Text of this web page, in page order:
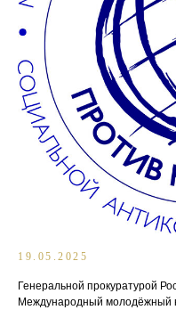
19.05.2025
Генеральной прокуратурой
Международный молодёжный